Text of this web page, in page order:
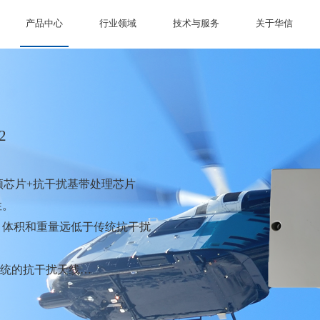
产品中心 行业领域 技术与服务 关于华信
片+抗干扰基带处理芯片
积和重量远低于传统抗干扰
的抗干扰天线
，以便飞控系统灵活选择